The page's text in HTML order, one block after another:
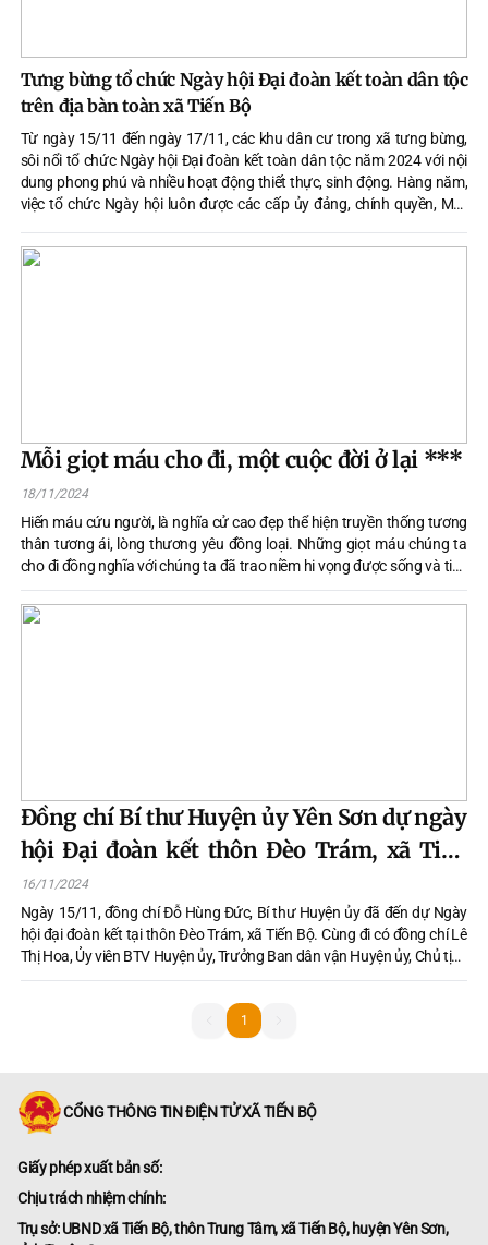
Tưng bừng tổ chức Ngày hội Đại đoàn kết toàn dân tộc
trên địa bàn toàn xã Tiến Bộ
Từ ngày 15/11 đến ngày 17/11, các khu dân cư trong xã tưng bừng,
sôi nổi tổ chức Ngày hội Đại đoàn kết toàn dân tộc năm 2024 với nội
dung phong phú và nhiều hoạt động thiết thực, sinh động. Hàng năm,
việc tổ chức Ngày hội luôn được các cấp ủy đảng, chính quyền, Mặt
khai thực hiện, trở thành đợt sinh hoạt xã hội rộng rãi ở cộng đồng dân
cư, hình thành nên một nét đẹp văn hóa mới, từ đó phát huy sức mạnh
Mỗi giọt máu cho đi, một cuộc đời ở lại ***
18/11/2024
Hiến máu cứu người, là nghĩa cử cao đẹp thể hiện truyền thống tương
thân tương ái, lòng thương yêu đồng loại. Những giọt máu chúng ta
cho đi đồng nghĩa với chúng ta đã trao niềm hi vọng được sống và tiếp
thêm sức mạnh cho nhiều bệnh nhân đang cần những giọt máu quý
giá để duy trì sự sống.
Đồng chí Bí thư Huyện ủy Yên Sơn dự ngày
hội Đại đoàn kết thôn Đèo Trám, xã Tiến
Bộ
16/11/2024
Ngày 15/11, đồng chí Đỗ Hùng Đức, Bí thư Huyện ủy đã đến dự Ngày
hội đại đoàn kết tại thôn Đèo Trám, xã Tiến Bộ. Cùng đi có đồng chí Lê
Thị Hoa, Ủy viên BTV Huyện ủy, Trưởng Ban dân vận Huyện ủy, Chủ tịch
Uỷ ban MTTQ huyện; lãnh đạo Văn phòng Huyện ủy; Lãnh đạo Liên
đoàn lao động huyện; lãnh đạo Đảng ủy, UBND xã Tiến Bộ.
11
CỔNG THÔNG TIN ĐIỆN TỬ XÃ TIẾN BỘ
Giấy phép xuất bản số:
Chịu trách nhiệm chính:
Trụ sở: UBND xã Tiến Bộ, thôn Trung Tâm, xã Tiến Bộ, huyện Yên Sơn,